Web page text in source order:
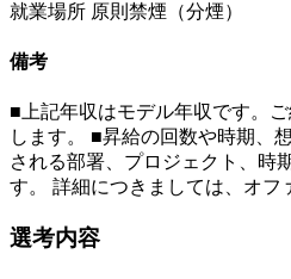
就業場所 原則禁煙（分煙）
備考
■上記年収はモデル年収です。
します。 ■昇給の回数や時期、
される部署、プロジェクト、時
す。 詳細につきましては、オフ
選考内容